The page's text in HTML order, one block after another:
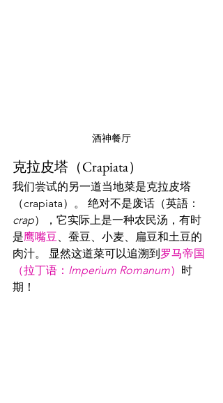
酒神餐厅
克拉皮塔（Crapiata）
我们尝试的另一道当地菜是克拉皮塔
（crapiata）。 绝对不是废话（英語：
crap），它实际上是一种农民汤，有时
是鹰嘴豆、蚕豆、小麦、扁豆和土豆的
肉汁。 显然这道菜可以追溯到罗马帝国
（拉丁语： Imperium Romanum） 时
期！